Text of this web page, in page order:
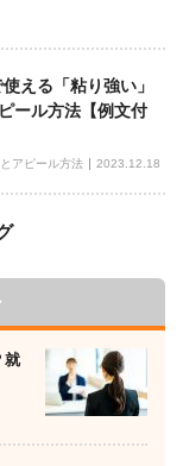
える「粘り強い」
ール方法【例文付
アピール方法 2023.12.18
就